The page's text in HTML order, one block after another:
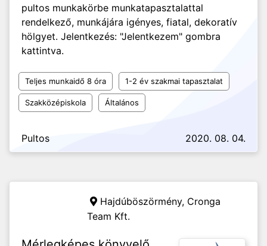
pultos munkakörbe munkatapasztalattal
rendelkező, munkájára igényes, fiatal, dekoratív
hölgyet. Jelentkezés: "Jelentkezem" gombra
kattintva.
Teljes munkaidő 8 óra 1-2 év szakmai tapasztalat
Szakközépiskola Általános
Pultos 2020. 08. 04.
Hajdúböszörmény, Cronga
Team Kft.